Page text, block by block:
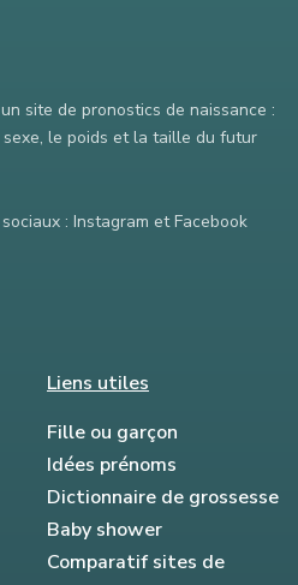
site de pronostics de naissance :
le poids et la taille du futur
: Instagram et Facebook
Liens utiles
Fille ou garçon
Idées prénoms
Dictionnaire de grossesse
Baby shower
Comparatif sites de